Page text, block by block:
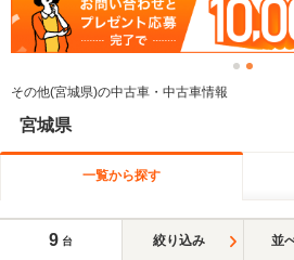
その他(宮城県)の中古車・中古車情報
宮城県
一覧から探す
9 台 絞り込み 並